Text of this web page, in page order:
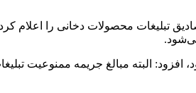
تبلیغات محصولات دخانی را اعلام